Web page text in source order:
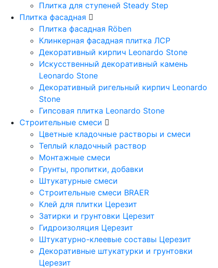
Плитка для ступеней Steady Step
Плитка фасадная
Плитка фасадная Röben
Клинкерная фасадная плитка ЛСР
Декоративный кирпич Leonardo Stone
Искусственный декоративный камень
Leonardo Stone
Декоративный ригельный кирпич Leonardo
Stone
Гипсовая плитка Leonardo Stone
Строительные смеси
Цветные кладочные растворы и смеси
Теплый кладочный раствор
Монтажные смеси
Грунты, пропитки, добавки
Штукатурные смеси
Строительные смеси BRAER
Клей для плитки Церезит
Затирки и грунтовки Церезит
Гидроизоляция Церезит
Штукатурно-клеевые составы Церезит
Декоративные штукатурки и грунтовки
Церезит